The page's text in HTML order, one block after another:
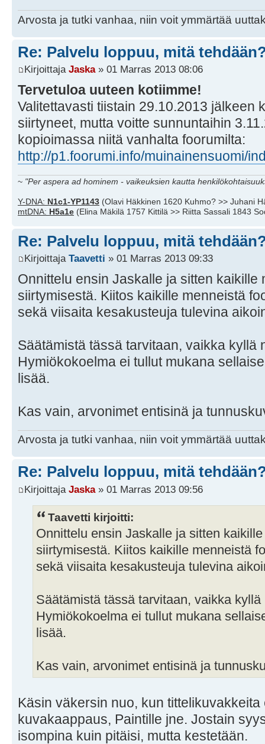
Arvosta ja tutki vanhaa, niin voit ymmärtää
Re: Palvelu loppuu, mitä
Kirjoittaja Jaska» 01 Marras 2013 08:06
Tervetuloa uuteen kotiimme!
Valitettavasti tiistain 29.10.2013 jälkeen
siirtyneet, mutta voitte sunnuntaihin
kopioimassa niitä vanhalta foorumilta:
http://p1.foorumi.info/muinainensuomi/
~ "Per aspera ad hominem - vaikeuksien kautta
Y-DNA: N1c1-YP1143 (Olavi Häkkinen 1620 Kuhmo? >> Juhani
mtDNA: H5a1e (Elina Mäkilä 1757 Kittilä >> Riitta Sassali 1843
Re: Palvelu loppuu, mitä
Kirjoittaja Taavetti » 01 Marras 2013 09:33
Onnittelu ensin Jaskalle ja sitten kaikille
siirtymisestä. Kiitos kaikille menneistä
sekä viisaita kesakusteuja tulevina
Säätämistä tässä tarvitaan, vaikka kyllä
Hymiökokoelma ei tullut mukana
lisää.
Kas vain, arvonimet entisinä ja
Arvosta ja tutki vanhaa, niin voit ymmärtää
Re: Palvelu loppuu, mitä
Kirjoittaja Jaska» 01 Marras 2013 09:56
Taavetti kirjoitti:
Onnittelu ensin Jaskalle ja sitten
siirtymisestä. Kiitos kaikille menneistä
sekä viisaita kesakusteuja tulevina
Säätämistä tässä tarvitaan, vaikka
Hymiökokoelma ei tullut mukana
lisää.
Kas vain, arvonimet entisinä ja
Käsin väkersin nuo, kun tittelikuvakkeita
kuvakaappaus, Paintille jne. Jostain
isompina kuin pitäisi, mutta kestetään.